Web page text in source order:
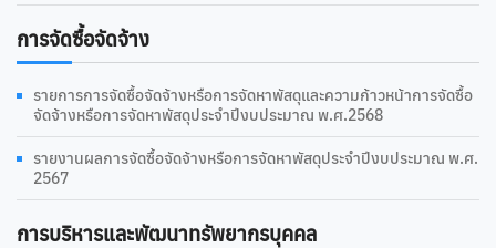
การจัดซื้อจัดจ้าง
รายการการจัดซื้อจัดจ้างหรือการจัดหาพัสดุและความก้าวหน้าการจัดซื้อ
จัดจ้างหรือการจัดหาพัสดุประจำปีงบประมาณ พ.ศ.2568
รายงานผลการจัดซื้อจัดจ้างหรือการจัดหาพัสดุประจำปีงบประมาณ พ.ศ.
2567
การบริหารและพัฒนาทรัพยากรบุคคล